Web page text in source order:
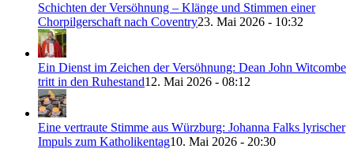
Schichten der Versöhnung – Klänge und Stimmen einer
Chorpilgerschaft nach Coventry23. Mai 2026 - 10:32
Ein Dienst im Zeichen der Versöhnung: Dean John Witcombe
tritt in den Ruhestand12. Mai 2026 - 08:12
Eine vertraute Stimme aus Würzburg: Johanna Falks lyrischer
Impuls zum Katholikentag10. Mai 2026 - 20:30